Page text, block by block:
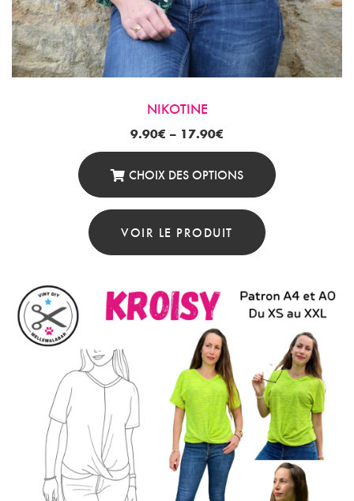
NIKOTINE
9.90€ – 17.90€
CHOIX DES OPTIONS
Ce
Produit
Variations.
Les
Options
Peuvent
Être
Choisies
Sur
La
VOIR LE PRODUIT